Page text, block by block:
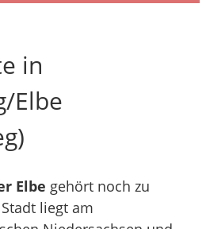
in
Elbe
Elbe gehört noch zu
liegt am